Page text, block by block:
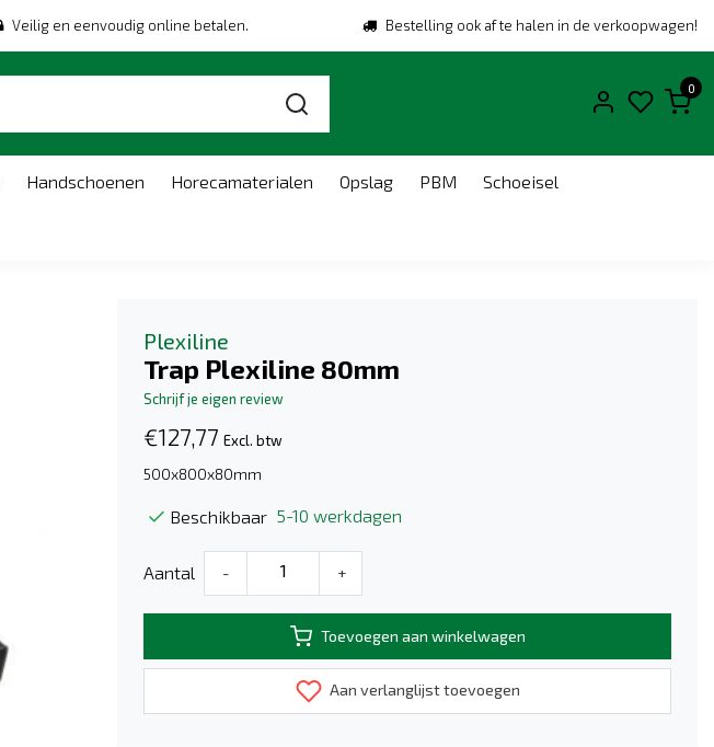
Veilig en eenvoudig online betalen. Bestelling ook af te halen in de verkoopwagen!
0
Handschoenen Horecamaterialen Opslag PBM Schoeisel
Plexiline
Trap Plexiline 80mm
Schrijf je eigen review
€127,77 Excl. btw
500x800x80mm
Beschikbaar 5-10 werkdagen
Aantal - +
Toevoegen aan winkelwagen
Aan verlanglijst toevoegen